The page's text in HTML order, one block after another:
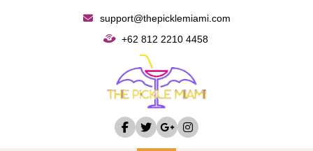
support@thepicklemiami.com
+62 812 2210 4458